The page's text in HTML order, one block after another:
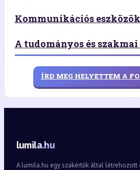
Kommunikációs eszközök
A tudományos és szakmai
ÍRD MEG HELYETTEM A
lumila.hu
A lumila.hu egy szakértők által létrehozott